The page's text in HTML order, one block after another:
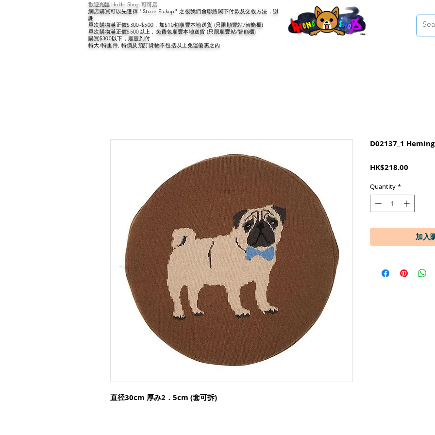
歡迎光臨 HoHo Shop 可可店
網店購買可以先選擇 "Store Pickup" 之後我們會聯絡閣下付款及交收方法，謝
謝
單次購物滿正價$300-$500，加$10包順豐本地送貨 (只限順豐站/智能櫃)
單次購物滿正價$500以上，免費包順豐本地送貨 (只限順豐站/智能櫃)
購買$300以下，順豐到付
特大/特重件, 特價及預訂貨物不包括以上免運優惠之內
直径30cm 厚み2．5cm (套可拆)
D02137_1
HK$218.00
Quantity *